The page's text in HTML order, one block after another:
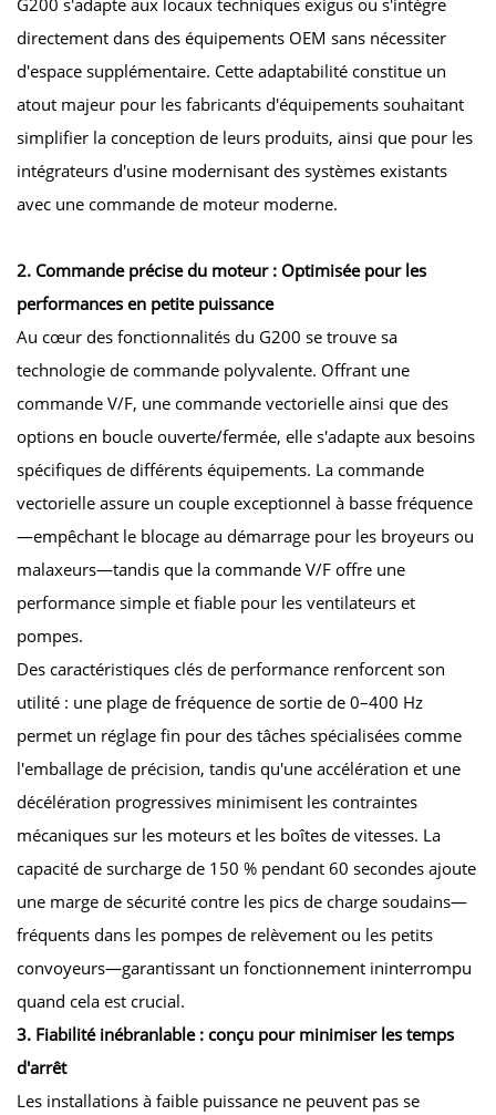
directement dans des équipements OEM sans nécessiter
d'espace supplémentaire. Cette adaptabilité constitue un
atout majeur pour les fabricants d'équipements souhaitant
simplifier la conception de leurs produits, ainsi que pour les
intégrateurs d'usine modernisant des systèmes existants
avec une commande de moteur moderne.
2. Commande précise du moteur : Optimisée pour les
performances en petite puissance
Au cœur des fonctionnalités du G200 se trouve sa
technologie de commande polyvalente. Offrant une
commande V/F, une commande vectorielle ainsi que des
options en boucle ouverte/fermée, elle s'adapte aux besoins
spécifiques de différents équipements. La commande
vectorielle assure un couple exceptionnel à basse fréquence
—empêchant le blocage au démarrage pour les broyeurs ou
malaxeurs—tandis que la commande V/F offre une
performance simple et fiable pour les ventilateurs et
pompes.
Des caractéristiques clés de performance renforcent son
utilité : une plage de fréquence de sortie de 0–400 Hz
permet un réglage fin pour des tâches spécialisées comme
l'emballage de précision, tandis qu'une accélération et une
décélération progressives minimisent les contraintes
mécaniques sur les moteurs et les boîtes de vitesses. La
capacité de surcharge de 150 % pendant 60 secondes ajoute
une marge de sécurité contre les pics de charge soudains—
fréquents dans les pompes de relèvement ou les petits
convoyeurs—garantissant un fonctionnement ininterrompu
quand cela est crucial.
3. Fiabilité inébranlable : conçu pour minimiser les temps
d'arrêt
Les installations à faible puissance ne peuvent pas se